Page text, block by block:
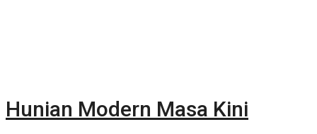
Hunian Modern Masa Kini